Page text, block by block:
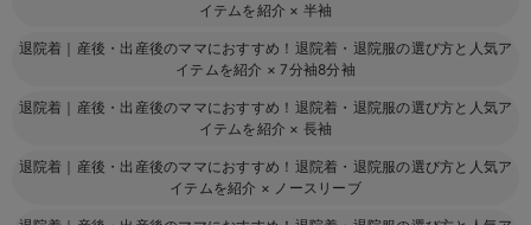
イテムを紹介 × 半袖
退院着｜産後・出産後のママにおすすめ！退院着・退院服の選び方と人気ア
イテムを紹介 ×7分袖8分袖
退院着｜産後・出産後のママにおすすめ！退院着・退院服の選び方と人気ア
イテムを紹介 × 長袖
退院着｜産後・出産後のママにおすすめ！退院着・退院服の選び方と人気ア
イテムを紹介 × ノースリーブ